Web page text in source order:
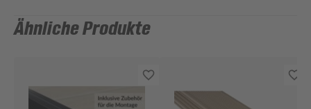
Ähnliche Produkte